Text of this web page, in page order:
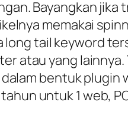
Bayangkan jika
memakai
tail keyword
atau yang
dalam bentuk
untuk 1 web,